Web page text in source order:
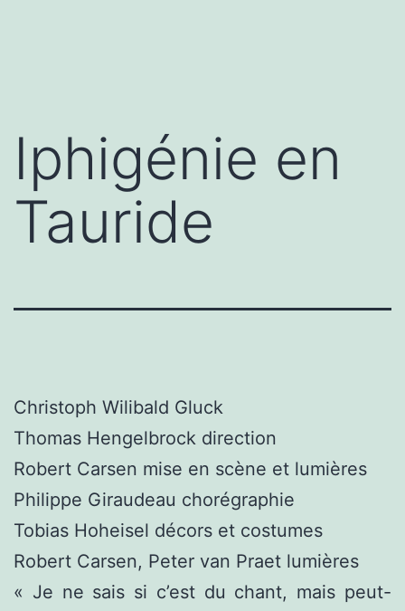
Iphigénie en
Tauride
Christoph Wilibald Gluck
Thomas Hengelbrock direction
Robert Carsen mise en scène et lumières
Philippe Giraudeau chorégraphie
Tobias Hoheisel décors et costumes
Robert Carsen, Peter van Praet lumières
« Je ne sais si c’est du chant, mais peut-